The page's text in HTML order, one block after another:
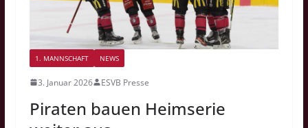
1. MANNSCHAFT NEWS
3. Januar 2026 ESVB Presse
Piraten bauen Heimserie